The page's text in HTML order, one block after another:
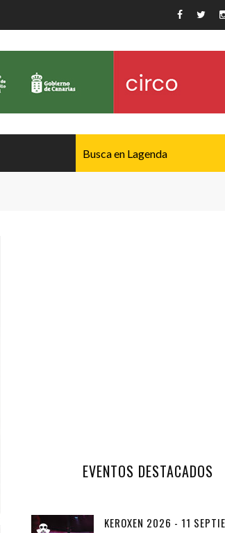
EVENTOS DESTACADOS
KEROXEN 2026 - 11